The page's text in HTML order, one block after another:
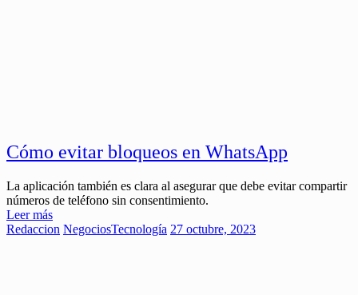
Cómo evitar bloqueos en WhatsApp
La aplicación también es clara al asegurar que debe evitar compartir
números de teléfono sin consentimiento.
Leer más
Redaccion NegociosTecnología 27 octubre, 2023